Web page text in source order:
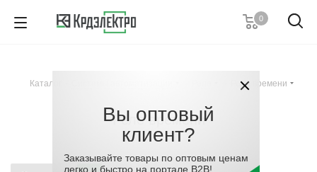
0
Каталог Реле времени
Реле времени
Вы оптовый
клиент?
Заказывайте товары по оптовым ценам
легко и быстро на портале B2B!